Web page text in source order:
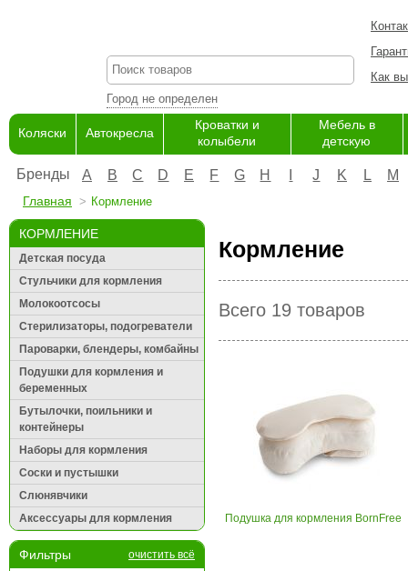
Город не определен
Как
Коляски Автокресла
Кроватки и
колыбели
Мебель в
детскую
Бренды A B C D E F G H J K L M
Главная Кормление
КОРМЛЕНИЕ
Детская посуда
Стульчики для кормления
Молокоотсосы
Стерилизаторы, подогреватели
Пароварки, блендеры, комбайны
Подушки для кормления и
беременных
Бутылочки, поильники и
контейнеры
Наборы для кормления
Соски и пустышки
Слюнявчики
Аксессуары для кормления
Фильтры очистить всё
Кормление
Всего 19 товаров
Подушка для кормления BornFree